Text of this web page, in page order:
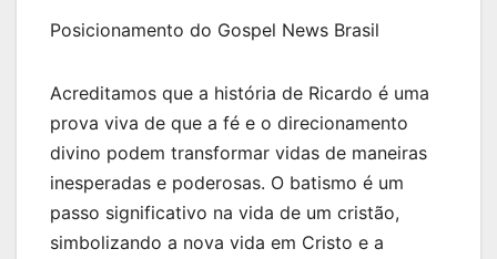
Posicionamento do Gospel News Brasil
Acreditamos que a história de Ricardo é uma
prova viva de que a fé e o direcionamento
divino podem transformar vidas de maneiras
inesperadas e poderosas. O batismo é um
passo significativo na vida de um cristão,
simbolizando a nova vida em Cristo e a